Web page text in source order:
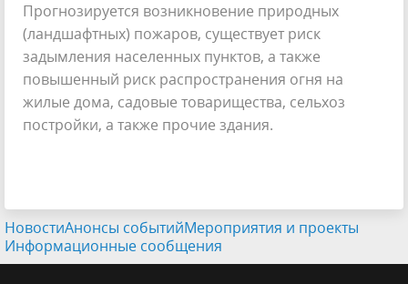
Прогнозируется возникновение природных
(ландшафтных) пожаров, существует риск
задымления населенных пунктов, а также
повышенный риск распространения огня на
жилые дома, садовые товарищества, сельхоз
постройки, а также прочие здания.
НовостиАнонсы событийМероприятия и проекты
Информационные сообщения